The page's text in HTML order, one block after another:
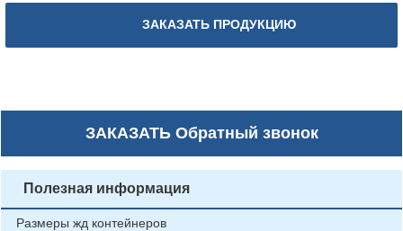
ЗАКАЗАТЬ ПРОДУКЦИЮ
ЗАКАЗАТЬОбратный звонок
Полезная информация
Размеры жд контейнеров